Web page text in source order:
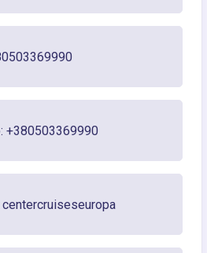
+380503369990
centercruiseseuropa